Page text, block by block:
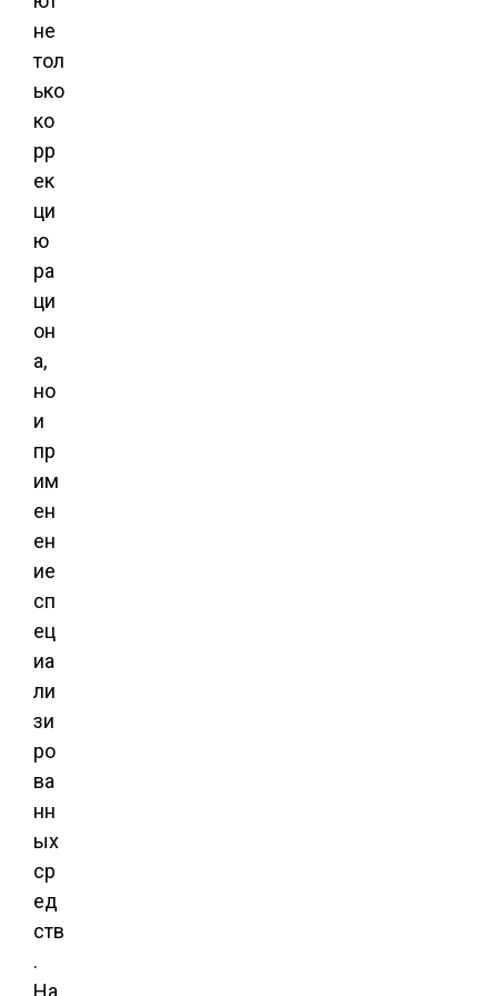
не
тол
ько
ко
рр
ек
ци
ю
ра
ци
он
а,
но
и
пр
им
ен
ен
ие
сп
ец
иа
ли
зи
ро
ва
нн
ых
ср
ед
ств
.
На